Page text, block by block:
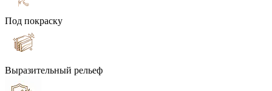
Под покраску
Выразительный рельеф